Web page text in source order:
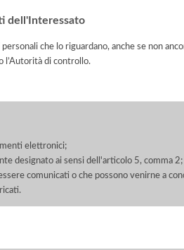
dell'Interessato
che lo riguardano, anche se non
l’Autorità di controllo.
elettronici;
designato ai sensi dell'articolo 5, comma 2;
comunicati o che possono venirne a